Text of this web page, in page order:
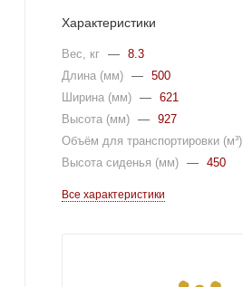
Характеристики
Вес, кг — 8.3
Длина (мм) — 500
Ширина (мм) — 621
Высота (мм) — 927
Объём для транспортировки (м³)
Высота сиденья (мм) — 450
Все характеристики